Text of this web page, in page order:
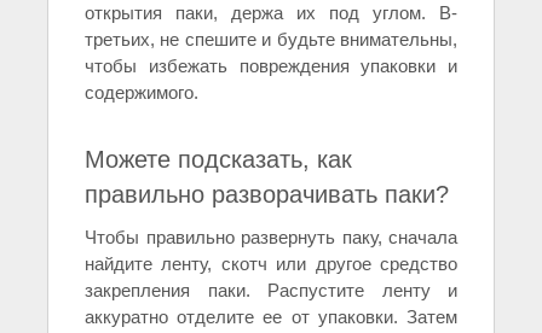
открытия паки, держа их под углом. В-
третьих, не спешите и будьте внимательны,
чтобы избежать повреждения упаковки и
содержимого.
Можете подсказать, как
правильно разворачивать паки?
Чтобы правильно развернуть паку, сначала
найдите ленту, скотч или другое средство
закрепления паки. Распустите ленту и
аккуратно отделите ее от упаковки. Затем